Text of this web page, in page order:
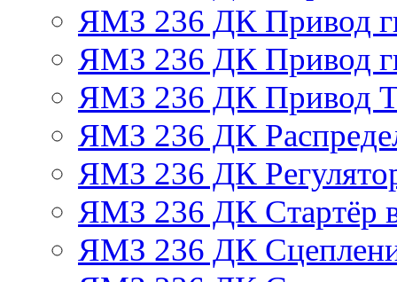
ЯМЗ 236 ДК Привод
ЯМЗ 236 ДК Привод
ЯМЗ 236 ДК Привод
ЯМЗ 236 ДК
ЯМЗ 236 ДК
ЯМЗ 236 ДК Стартёр
ЯМЗ 236 ДК